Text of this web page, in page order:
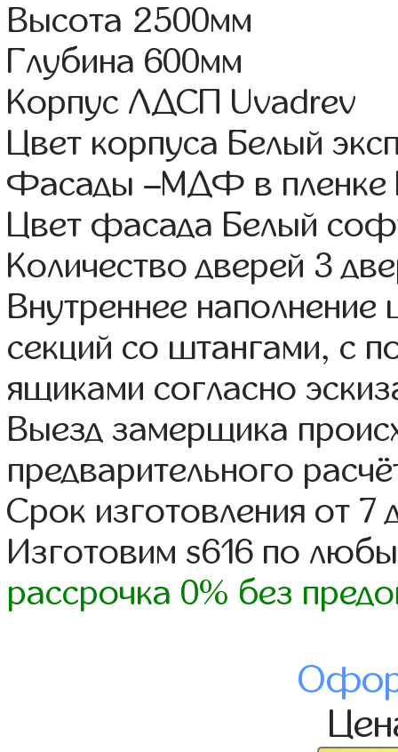
Высота 2500мм
Глубина 600мм
Корпус ЛДСП Uvadrev
Цвет корпуса Белый
Фасады –МДФ в пленке
Цвет фасада Белый
Количество дверей 3
Внутреннее
секций со штангами, с
ящиками согласно
Выезд замерщика
предварительного
Срок изготовления от 7
Изготовим s616 по
рассрочка 0% без